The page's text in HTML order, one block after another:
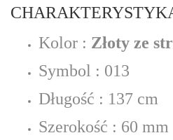
Kolor : Złoty ze
Symbol : 013
Długość : 137 cm
Szerokość : 60 mm